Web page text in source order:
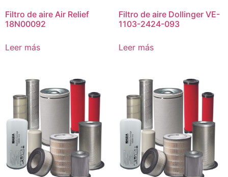
Filtro de aire Air Relief
18N00092
Leer más
Filtro de aire Dollinger VE-
1103-2424-093
Leer más